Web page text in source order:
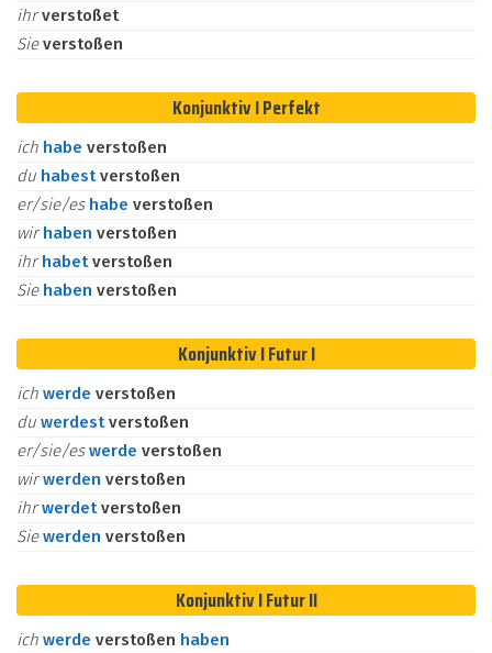
ihrverstoßet
Sieverstoßen
Konjunktiv I Perfekt
ich habe verstoßen
du habestverstoßen
er/sie/es habe verstoßen
wirhaben verstoßen
ihrhabetverstoßen
Sie haben verstoßen
Konjunktiv I Futur I
ich werde verstoßen
du werdestverstoßen
er/sie/eswerde verstoßen
wirwerden verstoßen
ihrwerdetverstoßen
Siewerden verstoßen
Konjunktiv I Futur II
ich werde verstoßen haben